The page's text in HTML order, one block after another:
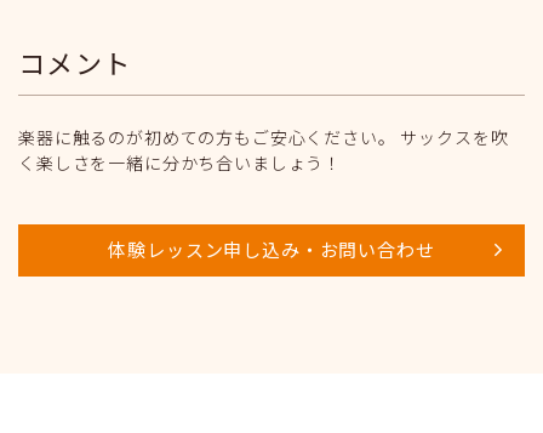
コメント
楽器に触るのが初めての方もご安心ください。 サックスを吹
く楽しさを一緒に分かち合いましょう！
体験レッスン申し込み・お問い合わせ